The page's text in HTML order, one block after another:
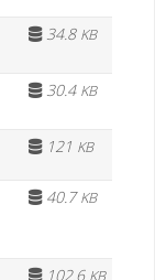
34.8 KB
30.4 KB
121 KB
40.7KB
102.6 KB